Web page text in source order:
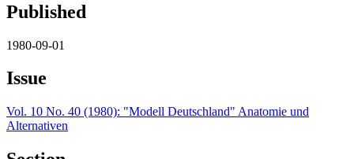
Published
1980-09-01
Issue
Vol. 10 No. 40 (1980): "Modell Deutschland" Anatomie und
Alternativen